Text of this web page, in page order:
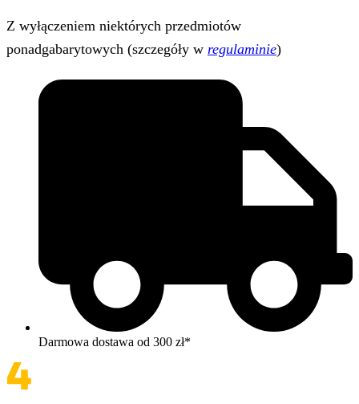
Z wyłączeniem niektórych przedmiotów
ponadgabarytowych (szczegóły w regulaminie)
Darmowa dostawa od 300 zł*